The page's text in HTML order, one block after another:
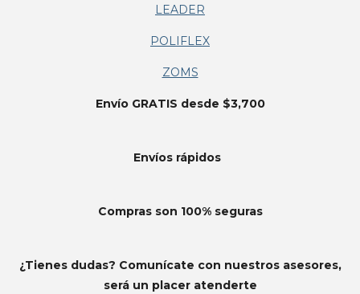
LEADER
POLIFLEX
ZOMS
Envío GRATIS desde $3,700
Envíos rápidos
Compras son 100% seguras
¿Tienes dudas? Comunícate con nuestros asesores,
será un placer atenderte